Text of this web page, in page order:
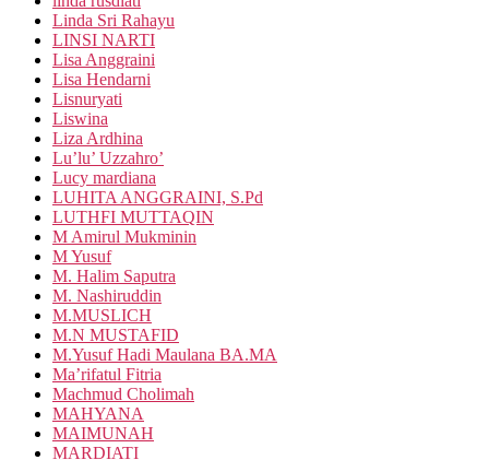
Linda Sri Rahayu
LINSI NARTI
Lisa Anggraini
Lisa Hendarni
Lisnuryati
Liswina
Liza Ardhina
Lu’lu’ Uzzahro’
Lucy mardiana
LUHITA ANGGRAINI, S.Pd
LUTHFI MUTTAQIN
M Amirul Mukminin
M Yusuf
M. Halim Saputra
M. Nashiruddin
M.MUSLICH
M.N MUSTAFID
M.Yusuf Hadi Maulana BA.MA
Ma’rifatul Fitria
Machmud Cholimah
MAHYANA
MAIMUNAH
MARDIATI